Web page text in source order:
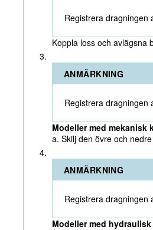
Registrera dragningen
Koppla loss och avlägsna
3.
ANMÄRKNING
Registrera dragningen
Modeller med mekanisk
a. Skilj den övre och
4.
ANMÄRKNING
Registrera dragningen
Modeller med